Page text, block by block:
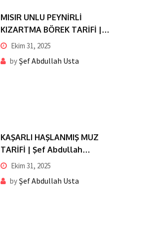
MISIR UNLU PEYNİRLİ
KIZARTMA BÖREK TARİFİ |
Şef Abdullah Usta’dan Pratik
Ekim 31, 2025
byŞef Abdullah Usta
KAŞARLI HAŞLANMIŞ MUZ
TARİFİ | Şef Abdullah
Usta’dan Pratik ve Nefis
Ekim 31, 2025
byŞef Abdullah Usta